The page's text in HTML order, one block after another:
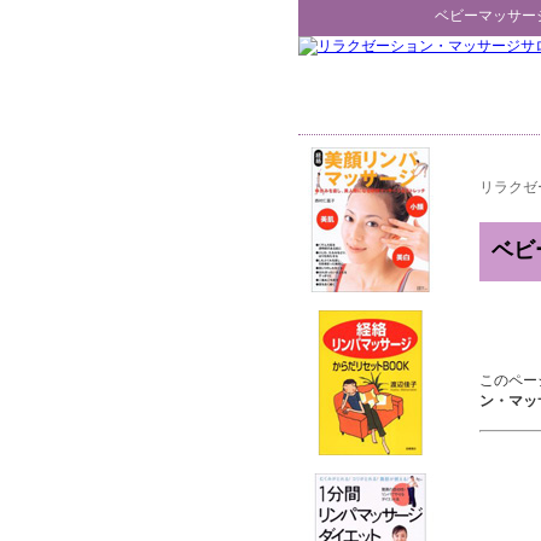
ベビーマッサー
リラク
ベビ
このペ
ン・マ